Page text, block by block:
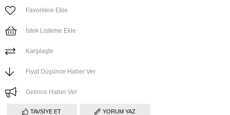
Favorilere Ekle
İstek Listeme Ekle
Karşılaştır
Fiyat Düşünce Haber Ver
Gelince Haber Ver
TAVSIYE ET YORUM YAZ